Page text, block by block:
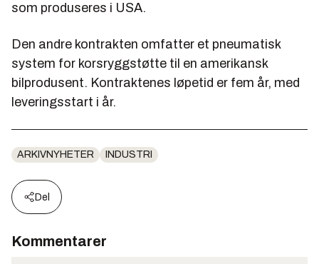
som produseres i USA.
Den andre kontrakten omfatter et pneumatisk
system for korsryggstøtte til en amerikansk
bilprodusent. Kontraktenes løpetid er fem år, med
leveringsstart i år.
ARKIVNYHETER INDUSTRI
Del
Kommentarer